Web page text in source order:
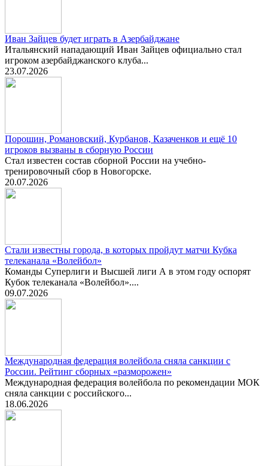
Иван Зайцев будет играть в Азербайджане
Итальянский нападающий Иван Зайцев официально стал
игроком азербайджанского клуба...
23.07.2026
Порошин, Романовский, Курбанов, Казаченков и ещё 10
игроков вызваны в сборную России
Стал известен состав сборной России на учебно-
тренировочный сбор в Новогорске.
20.07.2026
Стали известны города, в которых пройдут матчи Кубка
телеканала «Волейбол»
Команды Суперлиги и Высшей лиги А в этом году оспорят
Кубок телеканала «Волейбол»....
09.07.2026
Международная федерация волейбола сняла санкции с
России. Рейтинг сборных «разморожен»
Международная федерация волейбола по рекомендации МОК
сняла санкции с российского...
18.06.2026